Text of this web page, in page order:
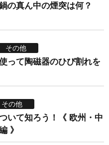
の真ん中の煙突は何？
その他
って陶磁器のひび割れを
その他
いて知ろう！《 欧州・中
》